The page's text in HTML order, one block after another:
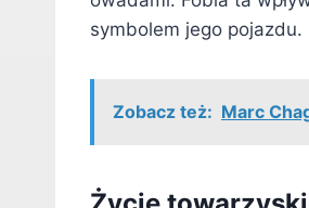
symbolem jego pojazdu.
Zobacz też: Marc